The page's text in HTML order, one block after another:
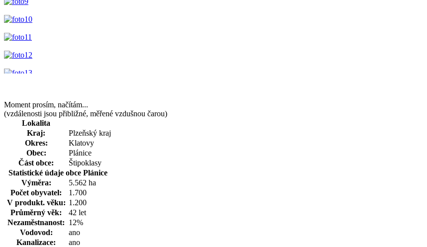
Moment prosím, načítám...
(vzdálenosti jsou přibližné, měřené vzdušnou čarou)
Lokalita
Kraj:
Plzeňský kraj
Okres:
Klatovy
Obec:
Plánice
Část obce:
Štipoklasy
Statistické údaje obce Plánice
Výměra:
5.562 ha
Počet obyvatel:
1.700
V produkt. věku: 1.200
Průměrný věk:
42 let
Nezaměstnanost: 12%
Vodovod:
ano
Kanalizace:
ano